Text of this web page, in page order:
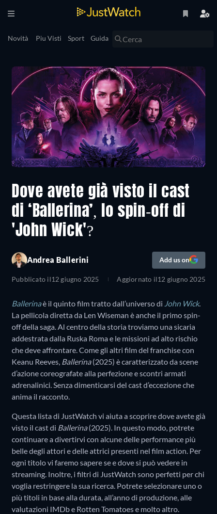
Novità Piu Visti Sport Guida
Dove avete già visto il cast
di ‘Ballerina’, lo spin-off di
'John Wick'?
Andrea Ballerini Add us on
Pubblicato il12 giugno 2025 Aggiornato il12 giugno 2025
Ballerinaè il quinto film tratto dall’universo di John Wick.
La pellicola diretta da Len Wiseman è anche il primo spin-
off della saga. Al centro della storia troviamo una sicaria
addestrata dalla Ruska Roma e le missioni ad alto rischio
che deve affrontare. Come gli altri film del franchise con
Keanu Reeves, Ballerina(2025) è caratterizzato da scene
d’azione coreografate alla perfezione e scontri armati
adrenalinici. Senza dimenticarsi del cast d’eccezione che
anima il racconto.
Questa lista di JustWatch vi aiuta a scoprire dove avete già
visto il cast di Ballerina(2025). In questo modo, potrete
continuare a divertirvi con alcune delle performance più
belle degli attori e delle attrici presenti nel film action. Per
ogni titolo vi faremo sapere se e dove si può vedere in
streaming. Inoltre, i filtri di JustWatch sono perfetti per chi
voglia restringere la sua ricerca. Potrete selezionare uno o
più titoli in base alla durata, all’anno di produzione, alle
valutazioni IMDb e Rotten Tomatoes e molto altro.